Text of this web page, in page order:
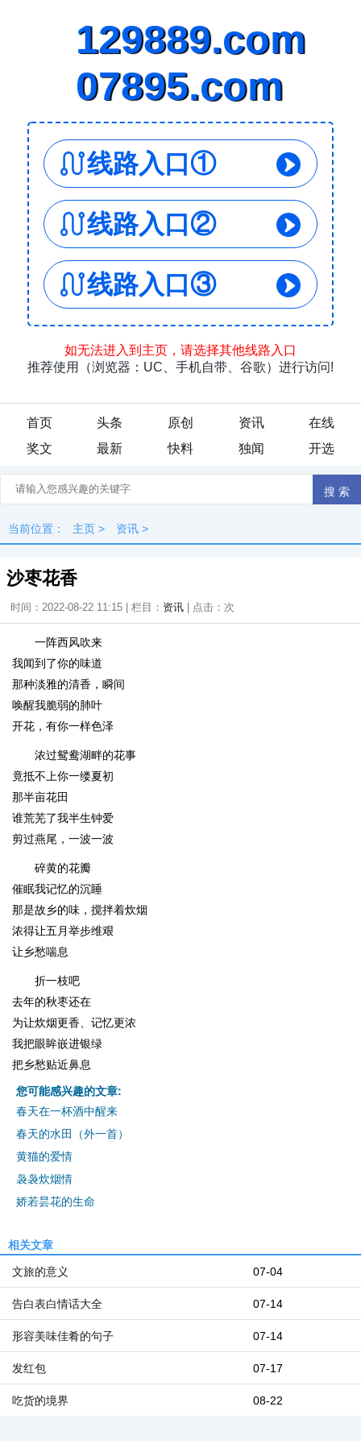
首页 头条 原创 资讯
在线
奖文
最新 快料 独闻 开选
当前位置： 主页 > 资讯 >
沙枣花香
时间：2022-08-22 11:15 | 栏目： 资讯 | 点击： 次
一阵西风吹来
我闻到了你的味道
那种淡雅的清香，瞬间
唤醒我脆弱的肺叶
开花，有你一样色泽
浓过鸳鸯湖畔的花事
竟抵不上你一缕夏初
那半亩花田
谁荒芜了我半生钟爱
剪过燕尾，一波一波
碎黄的花瓣
催眠我记忆的沉睡
那是故乡的味，搅拌着炊烟
浓得让五月举步维艰
让乡愁喘息
折一枝吧
去年的秋枣还在
为让炊烟更香、记忆更浓
我把眼眸嵌进银绿
把乡愁贴近鼻息
您可能感兴趣的文章:
春天在一杯酒中醒来
春天的水田（外一首）
黄猫的爱情
袅袅炊烟情
娇若昙花的生命
相关文章
07-04
文旅的意义
07-14
告白表白情话大全
07-14
形容美味佳肴的句子
07-17
发红包
08-22
吃货的境界